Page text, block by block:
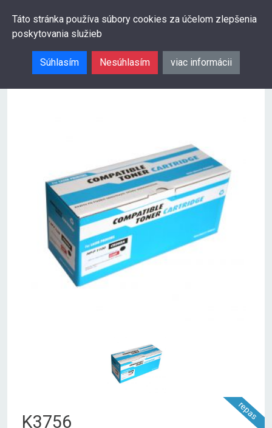
Táto stránka používa súbory cookies za účelom zlepšenia
poskytovania služieb
Súhlasím Nesúhlasím viac informácii
repas
K3756